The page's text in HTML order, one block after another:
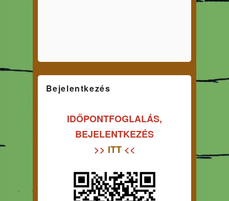
Bejelentkezés
IDŐPONTFOGLALÁS,
BEJELENTKEZÉS
>> ITT<<